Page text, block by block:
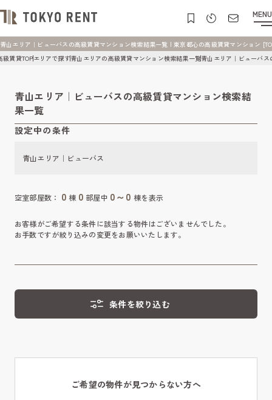
MENU
青山エリア｜ビューバスの高級賃貸マンション検索結果一覧 | 東京都心の高級賃貸マンション
級賃貸TOPエリアで探す青山エリアの高級賃貸マンション検索結果一覧青山エリア｜ビューバ
青山エリア｜ビューバスの高級賃貸マンション検索結
果一覧
設定中の条件
空室部屋数： 0 棟 0 部屋中 0～0棟を表示
青山エリア｜ビューバス
お客様がご希望する条件に該当する物件はございませんでした。
お手数ですが絞り込みの変更をお願いいたします。
条件を絞り込む
ご希望の物件が見つからない方へ